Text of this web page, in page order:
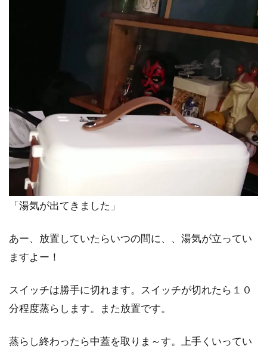
「湯気が出てきました」
あー、放置していたらいつの間に、、湯気が立ってい
ますよー！
スイッチは勝手に切れます。スイッチが切れたら１０
分程度蒸らします。また放置です。
蒸らし終わったら中蓋を取りま～す。上手くいってい